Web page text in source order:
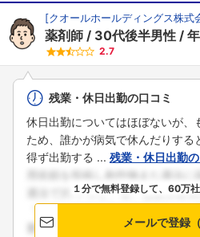
こちらの企業もフォロ
[クオールホールディングス株式
薬剤師 30代後半男性
2.7
残業・休日出勤の口コミ
休日出勤についてはほぼないが、
ため、誰かが病気で休んだりする
得ず出勤する ... 残業・休日出勤
１分で無料登録して、60万
メールで登録